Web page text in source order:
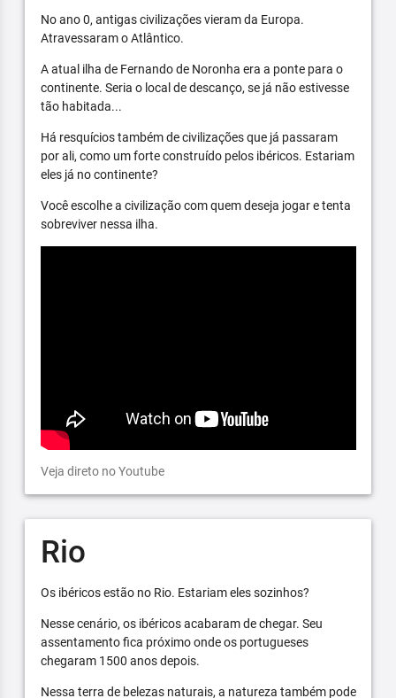
No ano 0, antigas civilizações vieram da Europa.
Atravessaram o Atlântico.
A atual ilha de Fernando de Noronha era a ponte para o
continente. Seria o local de descanço, se já não estivesse
tão habitada...
Há resquícios também de civilizações que já passaram
por ali, como um forte construído pelos ibéricos. Estariam
eles já no continente?
Você escolhe a civilização com quem deseja jogar e tenta
sobreviver nessa ilha.
Veja direto no Youtube
Rio
Os ibéricos estão no Rio. Estariam eles sozinhos?
Nesse cenário, os ibéricos acabaram de chegar. Seu
assentamento fica próximo onde os portugueses
chegaram 1500 anos depois.
Nessa terra de belezas naturais, a natureza também pode